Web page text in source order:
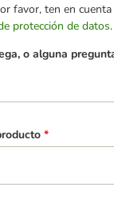
favor, ten en
protección de datos.
o alguna
*